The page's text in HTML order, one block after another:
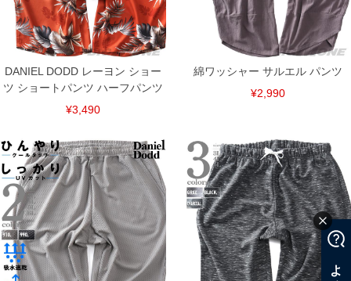
COLOR VARIATION
DANIEL DODD レーヨン ショー
ツ ショートパンツ ハーフパンツ
¥3,490
綿ワッシャー サルエル パンツ
¥2,990